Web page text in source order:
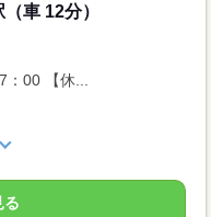
車 12分）
00 【休...
る